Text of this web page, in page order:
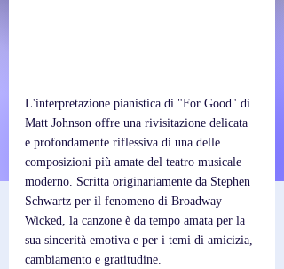
L'interpretazione pianistica di "For Good" di
Matt Johnson offre una rivisitazione delicata
e profondamente riflessiva di una delle
composizioni più amate del teatro musicale
moderno. Scritta originariamente da Stephen
Schwartz per il fenomeno di Broadway
Wicked, la canzone è da tempo amata per la
sua sincerità emotiva e per i temi di amicizia,
cambiamento e gratitudine.